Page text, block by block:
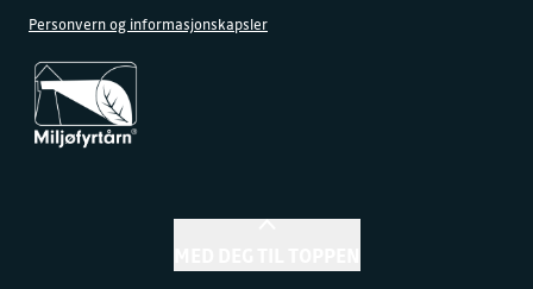
Personvern og informasjonskapsler